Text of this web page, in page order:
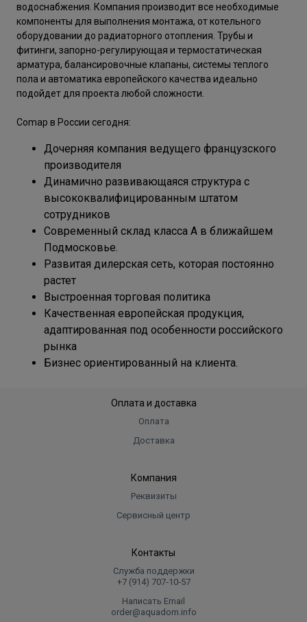
водоснабжения. Компания производит все необходимые
компоненты для выполнения монтажа, от котельного
оборудовании до радиаторного отопления. Трубы и
фитинги, запорно-регулирующая и термостатическая
арматура, балансировочные клапаны, системы теплого
пола и автоматика европейского качества идеально
подойдет для проекта любой сложности.
Comap в России сегодня:
Дочерняя компания ведущего французского
производителя
Динамично развивающаяся структура с
высококвалифицированным штатом
сотрудников
Современный склад класса А в ближайшем
Подмосковье.
Развитая дилерская сеть, которая постоянно
растет
Выстроенная торговая политика
Качественная европейская продукция,
адаптированная под особенности российского
рынка
Бизнес ориентированный на клиента.
Оплата и доставка
Оплата
Доставка
Компания
Реквизиты
Сервисный центр
Контакты
Служба поддержки
+7 (914) 707‑10‑57
Написать Email
order@aquadom.info